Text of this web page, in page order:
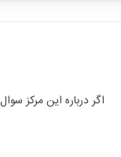
اگر درباره این مرکز